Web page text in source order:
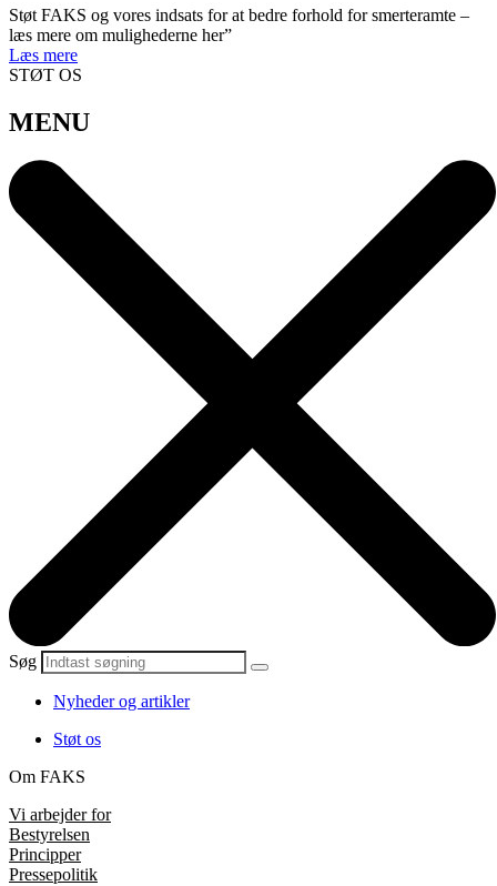
Støt FAKS og vores indsats for at bedre forhold for smerteramte –
læs mere om mulighederne her”
Læs mere
STØT OS
MENU
Søg
Nyheder og artikler
Støt os
Om FAKS
Vi arbejder for
Bestyrelsen
Principper
Pressepolitik